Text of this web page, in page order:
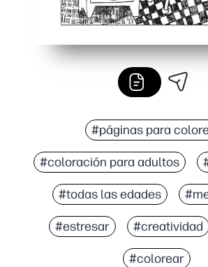
#páginas para
#coloración para adultos
#todas las edades
#estresar #creatividad
#colorear